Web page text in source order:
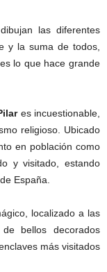
las diferentes
y la suma de todos,
lo que hace grande
es incuestionable,
religioso. Ubicado
en población como
y visitado, estando
España.
localizado a las
bellos decorados
más visitados